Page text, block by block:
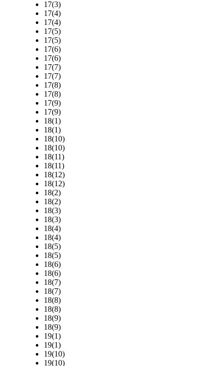
17(3)
17(4)
17(4)
17(5)
17(5)
17(6)
17(6)
17(7)
17(7)
17(8)
17(8)
17(9)
17(9)
18(1)
18(1)
18(10)
18(10)
18(11)
18(11)
18(12)
18(12)
18(2)
18(2)
18(3)
18(3)
18(4)
18(4)
18(5)
18(5)
18(6)
18(6)
18(7)
18(7)
18(8)
18(8)
18(9)
18(9)
19(1)
19(1)
19(10)
19(10)